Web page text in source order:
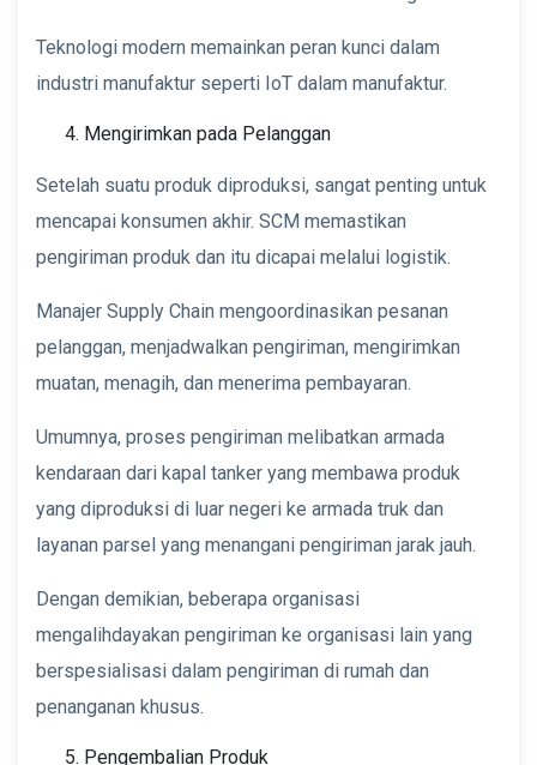
Teknologi modern memainkan peran kunci dalam
industri manufaktur seperti IoT dalam manufaktur.
Mengirimkan pada Pelanggan
Setelah suatu produk diproduksi, sangat penting untuk
mencapai konsumen akhir. SCM memastikan
pengiriman produk dan itu dicapai melalui logistik.
Manajer Supply Chain mengoordinasikan pesanan
pelanggan, menjadwalkan pengiriman, mengirimkan
muatan, menagih, dan menerima pembayaran.
Umumnya, proses pengiriman melibatkan armada
kendaraan dari kapal tanker yang membawa produk
yang diproduksi di luar negeri ke armada truk dan
layanan parsel yang menangani pengiriman jarak jauh.
Dengan demikian, beberapa organisasi
mengalihdayakan pengiriman ke organisasi lain yang
berspesialisasi dalam pengiriman di rumah dan
penanganan khusus.
Pengembalian Produk